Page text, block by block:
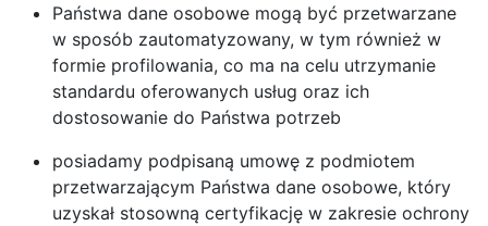
Państwa dane osobowe mogą być przetwarzane
w sposób zautomatyzowany, w tym również w
formie profilowania, co ma na celu utrzymanie
standardu oferowanych usług oraz ich
dostosowanie do Państwa potrzeb
posiadamy podpisaną umowę z podmiotem
przetwarzającym Państwa dane osobowe, który
uzyskał stosowną certyfikację w zakresie ochrony